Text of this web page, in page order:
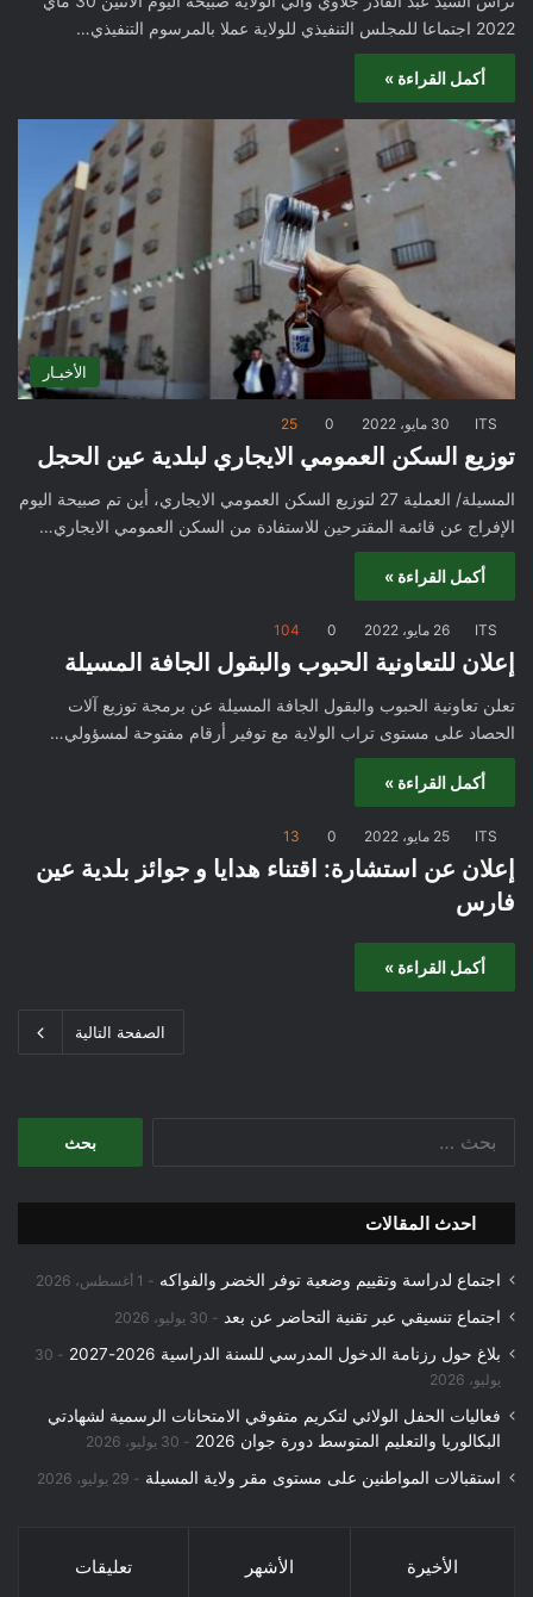
2022 اجتماعا للمجلس التنفيذي للولاية عملا بالمرسوم التنفيذي…
أكمل القراءة »
الأخبـار
ITS 30 مايو، 2022 0
25
توزيع السكن العمومي الايجاري لبلدية عين الحجل
المسيلة/ العملية 27 لتوزيع السكن العمومي الايجاري، أين تم صبيحة اليوم
الإفراج عن قائمة المقترحين للاستفادة من السكن العمومي الايجاري…
أكمل القراءة »
ITS 26 مايو، 2022 0
104
إعلان للتعاونية الحبوب والبقول الجافة المسيلة
تعلن تعاونية الحبوب والبقول الجافة المسيلة عن برمجة توزيع آلات
الحصاد على مستوى تراب الولاية مع توفير أرقام مفتوحة لمسؤولي…
أكمل القراءة »
ITS 25 مايو، 2022 0
13
إعلان عن استشارة: اقتناء هدايا و جوائز بلدية عين
فارس
أكمل القراءة »
الصفحة التالية
ح
ن
احدث المقالات
اجتماع لدراسة وتقييم وضعية توفر الخضر والفواكه 1 أغسطس، 2026
اجتماع تنسيقي عبر تقنية التحاضر عن بعد 30 يوليو، 2026
بلاغ حول رزنامة الدخول المدرسي للسنة الدراسية 2026-2027
30
يوليو، 2026
فعاليات الحفل الولائي لتكريم متفوقي الامتحانات الرسمية لشهادتي
البكالوريا والتعليم المتوسط دورة جوان 2026
30 يوليو، 2026
استقبالات المواطنين على مستوى مقر ولاية المسيلة 29 يوليو، 2026
الأخيرة الأشهر تعليقات